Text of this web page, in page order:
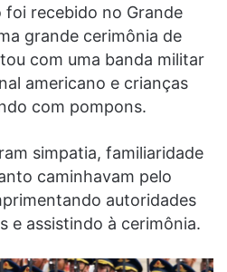
recebido no Grande
grande cerimônia de
com uma banda militar
americano e crianças
com pompons.
simpatia, familiaridade
caminhavam pelo
autoridades
e assistindo à cerimônia.